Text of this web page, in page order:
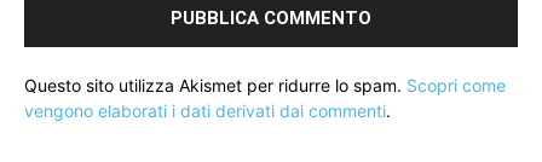
Questo sito utilizza Akismet per ridurre lo spam. Scopri come
vengono elaborati i dati derivati dai commenti.